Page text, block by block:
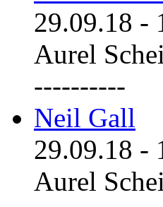
29.09.18 -
Aurel
----------
Neil Gall
29.09.18 -
Aurel